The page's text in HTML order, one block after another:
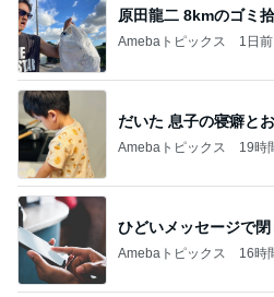
原田龍二 8kmのゴミ
Amebaトピックス 1日前
だいた 息子の寝癖と
Amebaトピックス 19時
ひどいメッセージで
Amebaトピックス 16時